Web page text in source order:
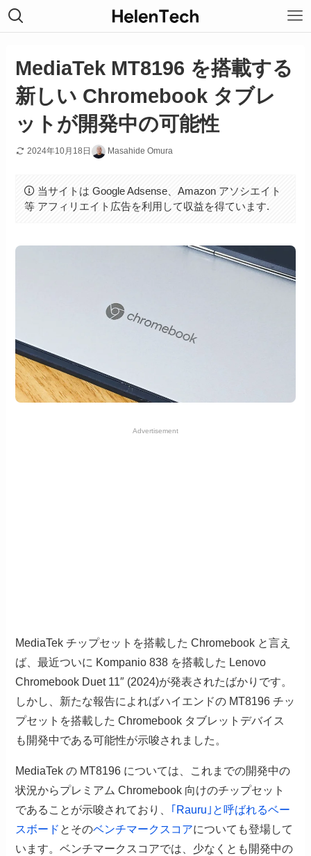
MediaTek MT8196 を搭載する
新しい Chromebook タブレ
ットが開発中の可能性
2024年10月18日 Masahide Omura
当サイトは Google Adsense、Amazon アソシエイト
等 アフィリエイト広告を利用して収益を得ています.
Advertisement
MediaTek チップセットを搭載した Chromebook と言え
ば、最近ついに Kompanio 838 を搭載した Lenovo
Chromebook Duet 11″ (2024)が発表されたばかりです。
しかし、新たな報告によればハイエンドの MT8196 チッ
プセットを搭載した Chromebook タブレットデバイス
も開発中である可能性が示唆されました。
MediaTek の MT8196 については、これまでの開発中の
状況からプレミアム Chromebook 向けのチップセット
であることが示唆されており、 ｢Rauru｣と呼ばれるベー
スボード とそのベンチマークスコアについても登場して
います。ベンチマークスコアでは、少なくとも開発中の